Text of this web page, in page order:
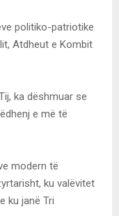
politiko-patriotike
Atdheut e Kombit
ka dëshmuar se
e më të
modern të
ku valëvitet
ku janë Tri